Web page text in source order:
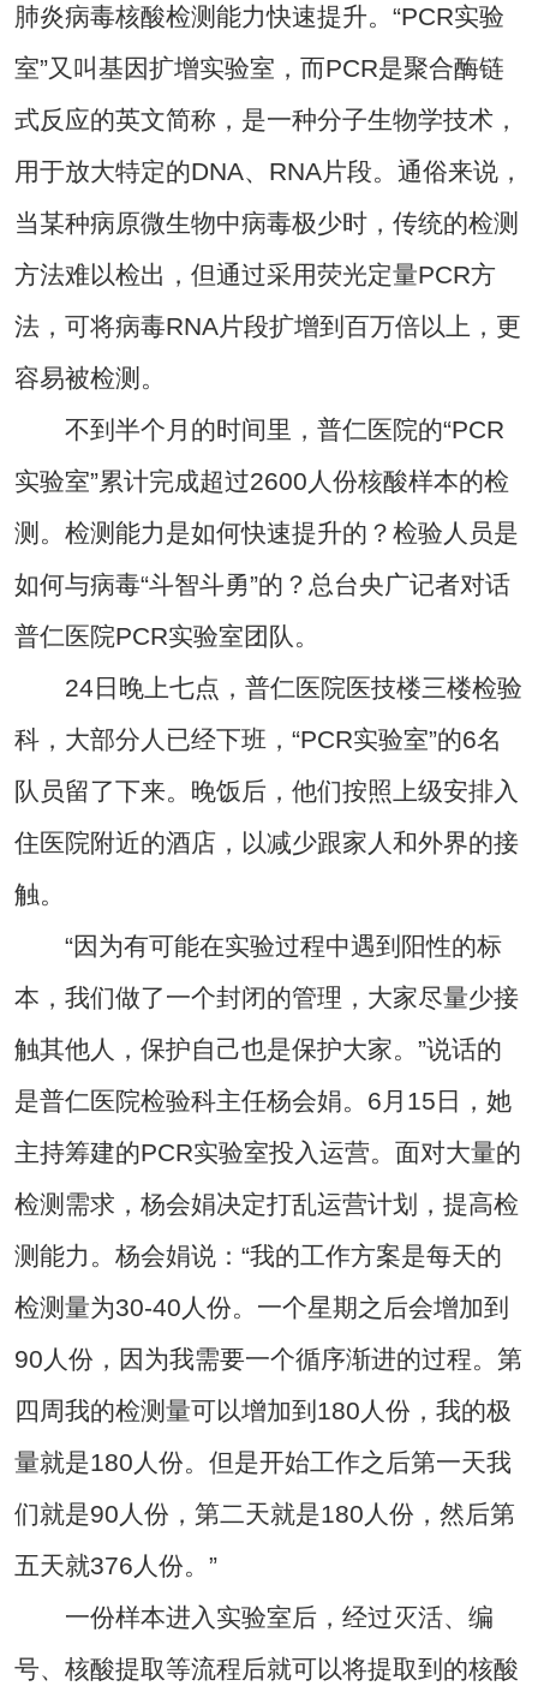
肺炎病毒核酸检测能力快速提升。“PCR实验
室”又叫基因扩增实验室，而PCR是聚合酶链
式反应的英文简称，是一种分子生物学技术，
用于放大特定的DNA、RNA片段。通俗来说，
当某种病原微生物中病毒极少时，传统的检测
方法难以检出，但通过采用荧光定量PCR方
法，可将病毒RNA片段扩增到百万倍以上，更
容易被检测。
不到半个月的时间里，普仁医院的“PCR
实验室”累计完成超过2600人份核酸样本的检
测。检测能力是如何快速提升的？检验人员是
如何与病毒“斗智斗勇”的？总台央广记者对话
普仁医院PCR实验室团队。
24日晚上七点，普仁医院医技楼三楼检验
科，大部分人已经下班，“PCR实验室”的6名
队员留了下来。晚饭后，他们按照上级安排入
住医院附近的酒店，以减少跟家人和外界的接
触。
“因为有可能在实验过程中遇到阳性的标
本，我们做了一个封闭的管理，大家尽量少接
触其他人，保护自己也是保护大家。”说话的
是普仁医院检验科主任杨会娟。6月15日，她
主持筹建的PCR实验室投入运营。面对大量的
检测需求，杨会娟决定打乱运营计划，提高检
测能力。杨会娟说：“我的工作方案是每天的
检测量为30-40人份。一个星期之后会增加到
90人份，因为我需要一个循序渐进的过程。第
四周我的检测量可以增加到180人份，我的极
量就是180人份。但是开始工作之后第一天我
们就是90人份，第二天就是180人份，然后第
五天就376人份。”
一份样本进入实验室后，经过灭活、编
号、核酸提取等流程后就可以将提取到的核酸